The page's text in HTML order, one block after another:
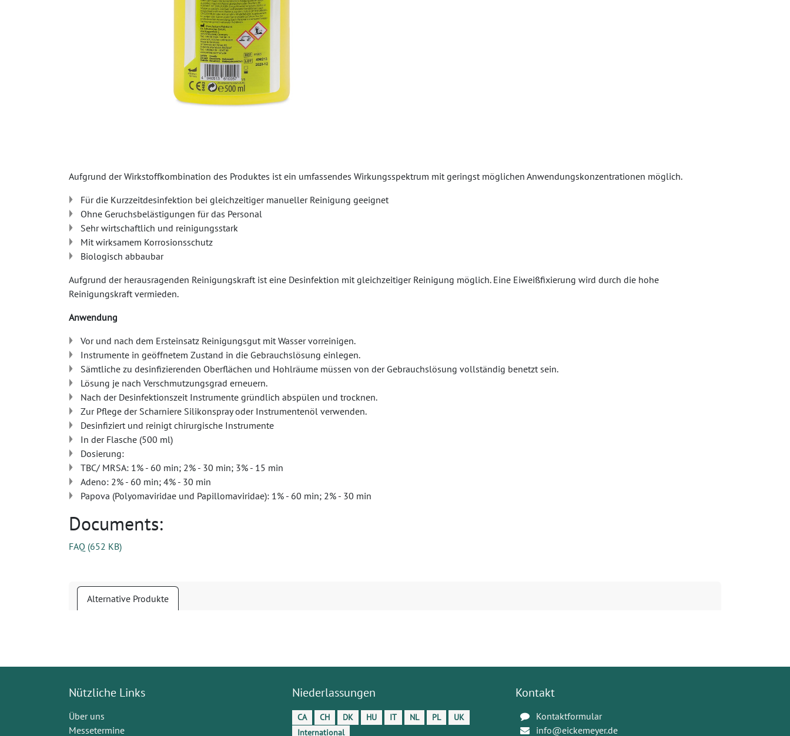
Aufgrund der Wirkstoffkombination des Produktes ist ein umfassendes Wirkungsspektrum mit geringst möglichen Anwendungskonzentrationen möglich.
Für die Kurzzeitdesinfektion bei gleichzeitiger manueller Reinigung geeignet
Ohne Geruchsbelästigungen für das Personal
Sehr wirtschaftlich und reinigungsstark
Mit wirksamem Korrosionsschutz
Biologisch abbaubar
Aufgrund der herausragenden Reinigungskraft ist eine Desinfektion mit gleichzeitiger Reinigung möglich. Eine Eiweißfixierung wird durch die hohe
Reinigungskraft vermieden.
Anwendung
Vor und nach dem Ersteinsatz Reinigungsgut mit Wasser vorreinigen.
Instrumente in geöffnetem Zustand in die Gebrauchslösung einlegen.
Sämtliche zu desinfizierenden Oberflächen und Hohlräume müssen von der Gebrauchslösung vollständig benetzt sein.
Lösung je nach Verschmutzungsgrad erneuern.
Nach der Desinfektionszeit Instrumente gründlich abspülen und trocknen.
Zur Pflege der Scharniere Silikonspray oder Instrumentenöl verwenden.
Desinfiziert und reinigt chirurgische Instrumente
In der Flasche (500 ml)
Dosierung:
TBC/ MRSA: 1% - 60 min; 2% - 30 min; 3% - 15 min
Adeno: 2% - 60 min; 4% - 30 min
Papova (Polyomaviridae und Papillomaviridae): 1% - 60 min; 2% - 30 min
Documents:
FAQ (652 KB)
Alternative Produkte
Nützliche Links
Über uns
Messetermine
Niederlassungen
CA CH DK HU IT NL PL
UK
International
Kontakt
Kontaktformular
info@eickemeyer.de